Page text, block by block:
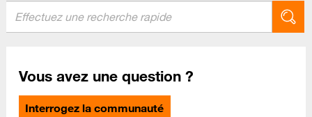
Vous avez une question ?
Interrogez la communauté